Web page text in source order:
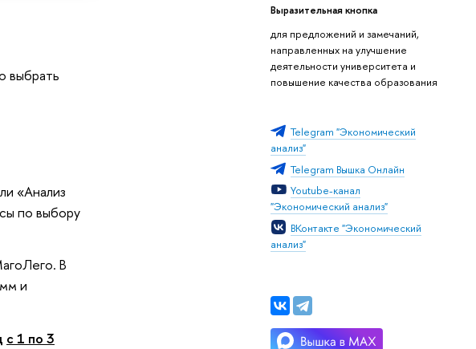
Выразительная кнопка
для предложений и замечаний,
направленных на улучшение
деятельности университета и
повышение качества образования
Telegram "Экономический
анализ"
Telegram Вышка Онлайн
Youtube-канал
"Экономический анализ"
ВКонтакте "Экономический
анализ"
выбрать
«Анализ
по выбору
В
и
с 1 по 3